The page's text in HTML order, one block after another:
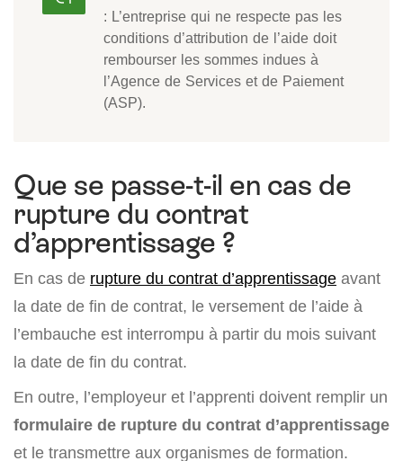
: L’entreprise qui ne respecte pas les
conditions d’attribution de l’aide doit
rembourser les sommes indues à
l’Agence de Services et de Paiement
(ASP).
Que se passe-t-il en cas de
rupture du contrat
d’apprentissage ?
En cas de rupture du contrat d’apprentissage avant
la date de fin de contrat, le versement de l’aide à
l’embauche est interrompu à partir du mois suivant
la date de fin du contrat.
En outre, l’employeur et l’apprenti doivent remplir un
formulaire de rupture du contrat d’apprentissage
et le transmettre aux organismes de formation.